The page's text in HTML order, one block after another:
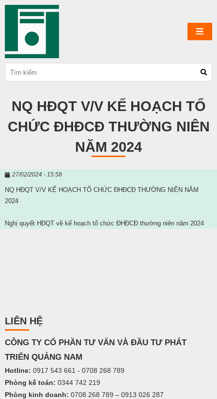
NQ HĐQT V/V KẾ HOẠCH TỔ
CHỨC ĐHĐCĐ THƯỜNG NIÊN
NĂM 2024
27/02/2024 - 15:58
NQ HĐQT V/V KẾ HOẠCH TỔ CHỨC ĐHĐCĐ THƯỜNG NIÊN NĂM
2024
Nghị quyết HĐQT về kế hoạch tổ chức ĐHĐCĐ thường niên năm 2024
LIÊN HỆ
CÔNG TY CỔ PHẦN TƯ VẤN VÀ ĐẦU TƯ PHÁT
TRIỂN QUẢNG NAM
Hotline: 0917 543 661 - 0708 268 789
Phòng kế toán: 0344 742 219
Phòng kinh doanh: 0708 268 789 – 0913 026 287